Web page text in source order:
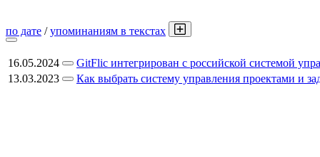
по дате /упоминаниям в текстах
16.05.2024
GitFlic интегрирован с российской системой
13.03.2023
Как выбрать систему управления проектами и